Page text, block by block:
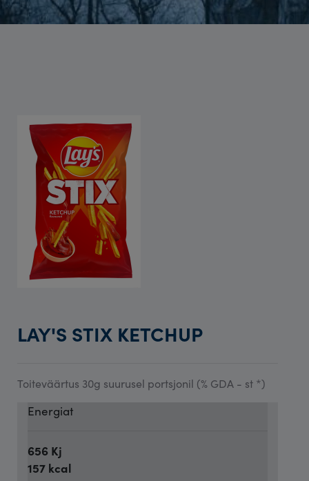
LAY'S STIX KETCHUP
Toiteväärtus 30g suurusel portsjonil (% GDA - st *)
Energiat
656 Kj
157 kcal